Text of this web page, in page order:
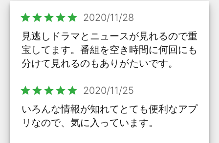
starstarstarstarstar 2020/11/28
見逃しドラマとニュースが見れるので重
宝してます。番組を空き時間に何回にも
分けて見れるのもありがたいです。
starstarstarstarstar 2020/11/25
いろんな情報が知れてとても便利なアプ
リなので、気に入っています。